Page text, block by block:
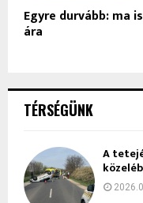
Egyre durvább: ma
ára
TÉRSÉGÜNK
A